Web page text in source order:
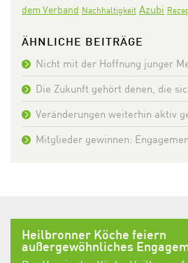
dem Verband Nachhaltigkeit Azubi
ÄHNLICHE BEITRÄGE
Nicht mit der Hoffnung junger
Die Zukunft gehört denen, die
Veränderungen weiterhin aktiv
Mitglieder gewinnen:
Heilbronner Köche feiern
außergewöhnliches